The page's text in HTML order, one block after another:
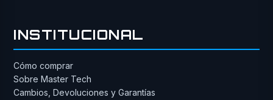
INSTITUCIONAL
Cómo comprar
Sobre Master Tech
Cambios, Devoluciones y Garantías